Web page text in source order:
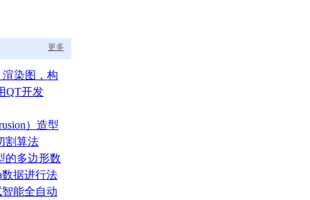
更多
渲染图，构
调度中枢
QT开发
）造型
割算法
的多边形数
据进行法
能全自动